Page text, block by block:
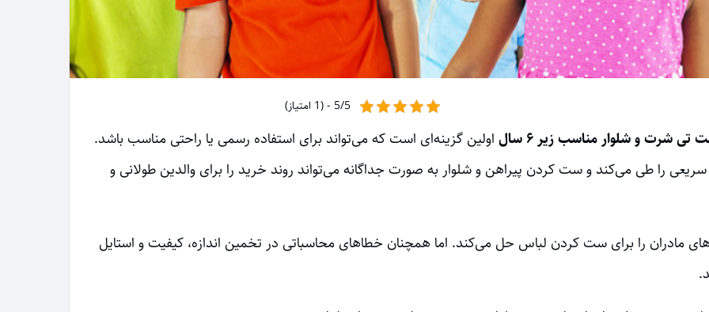
5/5 - (1 امتیاز)
تی شرت و شلوار مناسب زیر ۶ سال
اولین گزینه‌ای است که می‌تواند برای استفاده رسمی یا راحتی مناسب باشد.
روند رشد بسیار سریعی را طی می‌کند و ست کردن پیراهن و شلوار به صورت جداگانه می‌تواند روند خرید را برای والدین طولانی و
مادران را برای ست کردن لباس حل می‌کند. اما همچنان خطاهای محاسباتی در تخمین اندازه، کیفیت و استایل